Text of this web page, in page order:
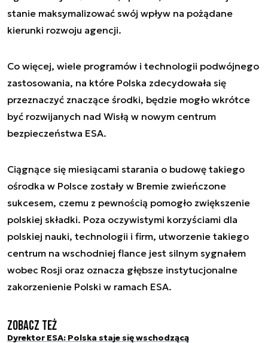
stanie maksymalizować swój wpływ na pożądane
kierunki rozwoju agencji.
Co więcej, wiele programów i technologii podwójnego
zastosowania, na które Polska zdecydowała się
przeznaczyć znaczące środki, będzie mogło wkrótce
być rozwijanych nad Wisłą w nowym centrum
bezpieczeństwa ESA.
Ciągnące się miesiącami starania o budowę takiego
ośrodka w Polsce zostały w Bremie zwieńczone
sukcesem, czemu z pewnością pomogło zwiększenie
polskiej składki. Poza oczywistymi korzyściami dla
polskiej nauki, technologii i firm, utworzenie takiego
centrum na wschodniej flance jest silnym sygnałem
wobec Rosji oraz oznacza głębsze instytucjonalne
zakorzenienie Polski w ramach ESA.
Zobacz też
Dyrektor ESA: Polska staje się wschodzącą